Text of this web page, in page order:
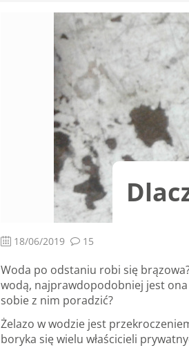
18/06/2019 15
Woda po odstaniu robi się
wodą, najprawdopodobniej jest ona
sobie z nim poradzić?
Żelazo w wodzie jest
boryka się wielu właścicieli